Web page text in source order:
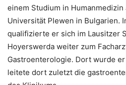
einem Studium in
Universität Plewen in Bulgarien.
qualifizierte er sich im Lausitzer
Hoyerswerda weiter zum
Gastroenterologie. Dort wurde
leitete dort zuletzt die